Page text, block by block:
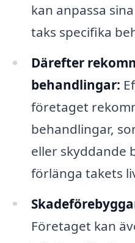
kan anpassa
taks specifika
Därefter
behandlingar:
företaget
behandlingar,
eller skyddande
förlänga takets
Företaget kan